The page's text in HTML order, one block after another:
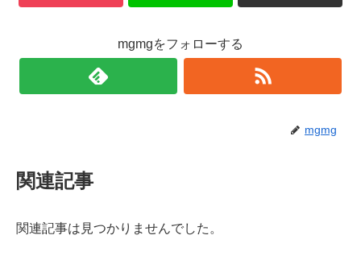
mgmgをフォローする
mgmg
関連記事
関連記事は見つかりませんでした。